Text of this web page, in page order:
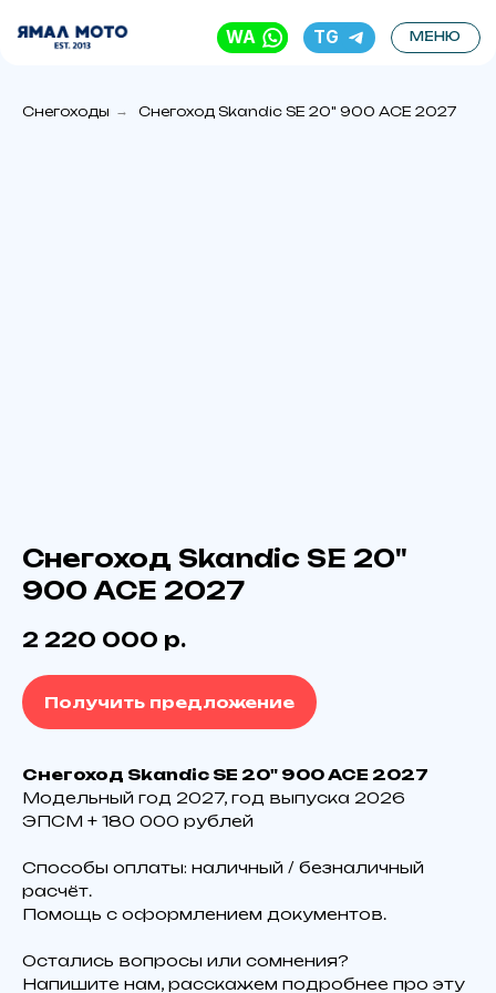
МЕНЮ
TG
Снегоходы → Снегоход Skandic SE 20" 900 ACE 2027
Снегоход Skandic SE 20"
900 ACE 2027
2 220 000 р.
Получить предложение
Снегоход Skandic SE 20" 900 ACE 2027
Модельный год 2027, год выпуска 2026
ЭПCM + 180 000 pублeй
Способы оплаты: наличный / безналичный
расчёт.
Помощь с оформлением документов.
Остались вопросы или сомнения?
Напишите нам, расскажем подробнее про эту
Технические характеристики
Skandic SE 20″ 900 ACE 2027
✅ Мощность — 95 л. c.
✅ Двигатель — 899 куб.см.